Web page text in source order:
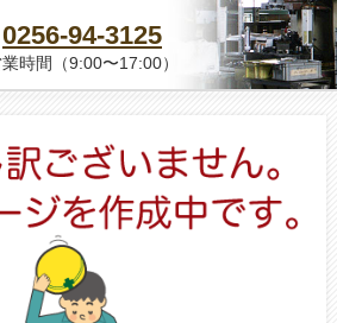
0256-94-3125
時間（9:00〜17:00）